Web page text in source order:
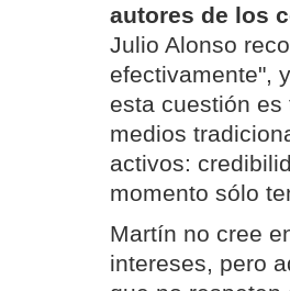
autores de los
Julio Alonso
efectivamente",
esta cuestión
medios
activos:
momento sólo
Martín no cree
intereses, pero